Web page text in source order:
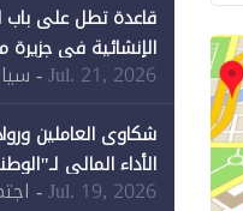
قاعدة تطل على باب
الإنشائية في جزيرة
Jul. 21, 2026
-
شكاوى العاملين
الأداء المالي
Jul. 19, 2026
-